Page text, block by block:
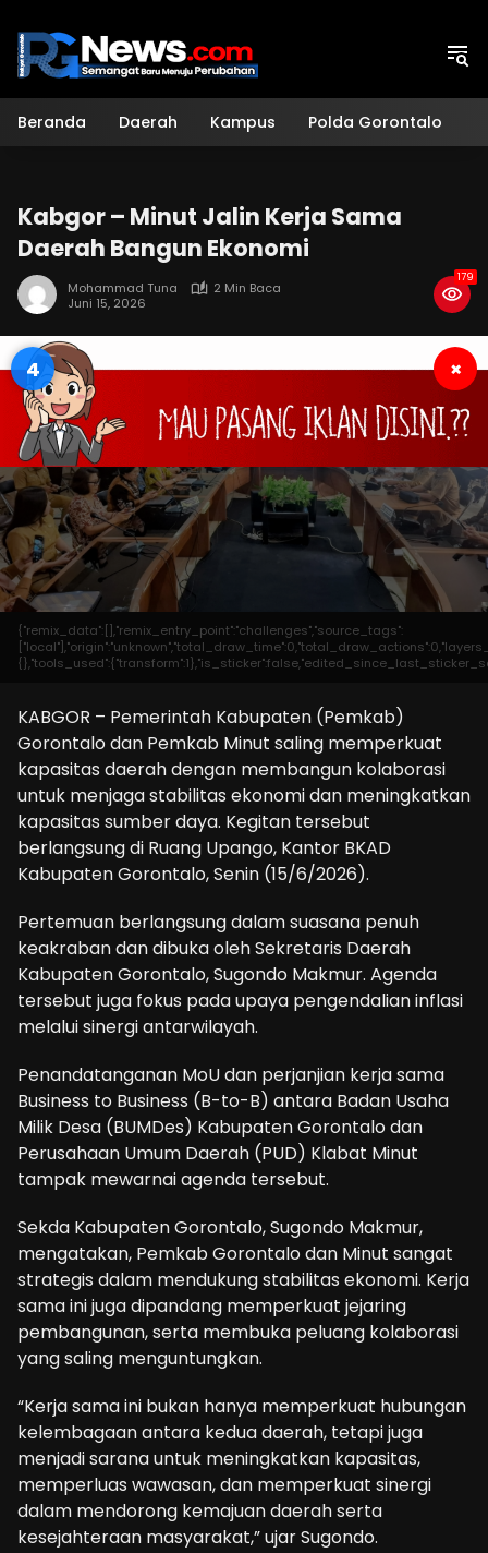
konten
Beranda Daerah Kampus Polda Gorontalo
Kabgor – Minut Jalin Kerja Sama
Daerah Bangun Ekonomi
Mohammad Tuna
2 Min Baca
Juni 15, 2026
179
4 ×
{"remix_data":[],"remix_entry_point":"challenges","source_tags":
KABGOR – Pemerintah Kabupaten (Pemkab)
Gorontalo dan Pemkab Minut saling memperkuat
kapasitas daerah dengan membangun kolaborasi
untuk menjaga stabilitas ekonomi dan meningkatkan
kapasitas sumber daya. Kegitan tersebut
berlangsung di Ruang Upango, Kantor BKAD
Kabupaten Gorontalo, Senin (15/6/2026).
Pertemuan berlangsung dalam suasana penuh
keakraban dan dibuka oleh Sekretaris Daerah
Kabupaten Gorontalo, Sugondo Makmur. Agenda
tersebut juga fokus pada upaya pengendalian inflasi
melalui sinergi antarwilayah.
Penandatanganan MoU dan perjanjian kerja sama
Business to Business (B-to-B) antara Badan Usaha
Milik Desa (BUMDes) Kabupaten Gorontalo dan
Perusahaan Umum Daerah (PUD) Klabat Minut
tampak mewarnai agenda tersebut.
Sekda Kabupaten Gorontalo, Sugondo Makmur,
mengatakan, Pemkab Gorontalo dan Minut sangat
strategis dalam mendukung stabilitas ekonomi. Kerja
sama ini juga dipandang memperkuat jejaring
pembangunan, serta membuka peluang kolaborasi
yang saling menguntungkan.
“Kerja sama ini bukan hanya memperkuat hubungan
kelembagaan antara kedua daerah, tetapi juga
menjadi sarana untuk meningkatkan kapasitas,
memperluas wawasan, dan memperkuat sinergi
dalam mendorong kemajuan daerah serta
kesejahteraan masyarakat,” ujar Sugondo.